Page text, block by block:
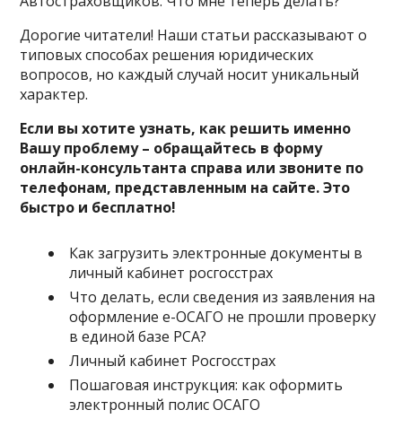
Дорогие читатели! Наши статьи рассказывают о
типовых способах решения юридических
вопросов, но каждый случай носит уникальный
характер.
Если вы хотите узнать, как решить именно
Вашу проблему – обращайтесь в форму
онлайн-консультанта справа или звоните по
телефонам, представленным на сайте. Это
быстро и бесплатно!
Как загрузить электронные документы в
личный кабинет росгосстрах
Что делать, если сведения из заявления на
оформление е-ОСАГО не прошли проверку
в единой базе РСА?
Личный кабинет Росгосстрах
Пошаговая инструкция: как оформить
электронный полис ОСАГО